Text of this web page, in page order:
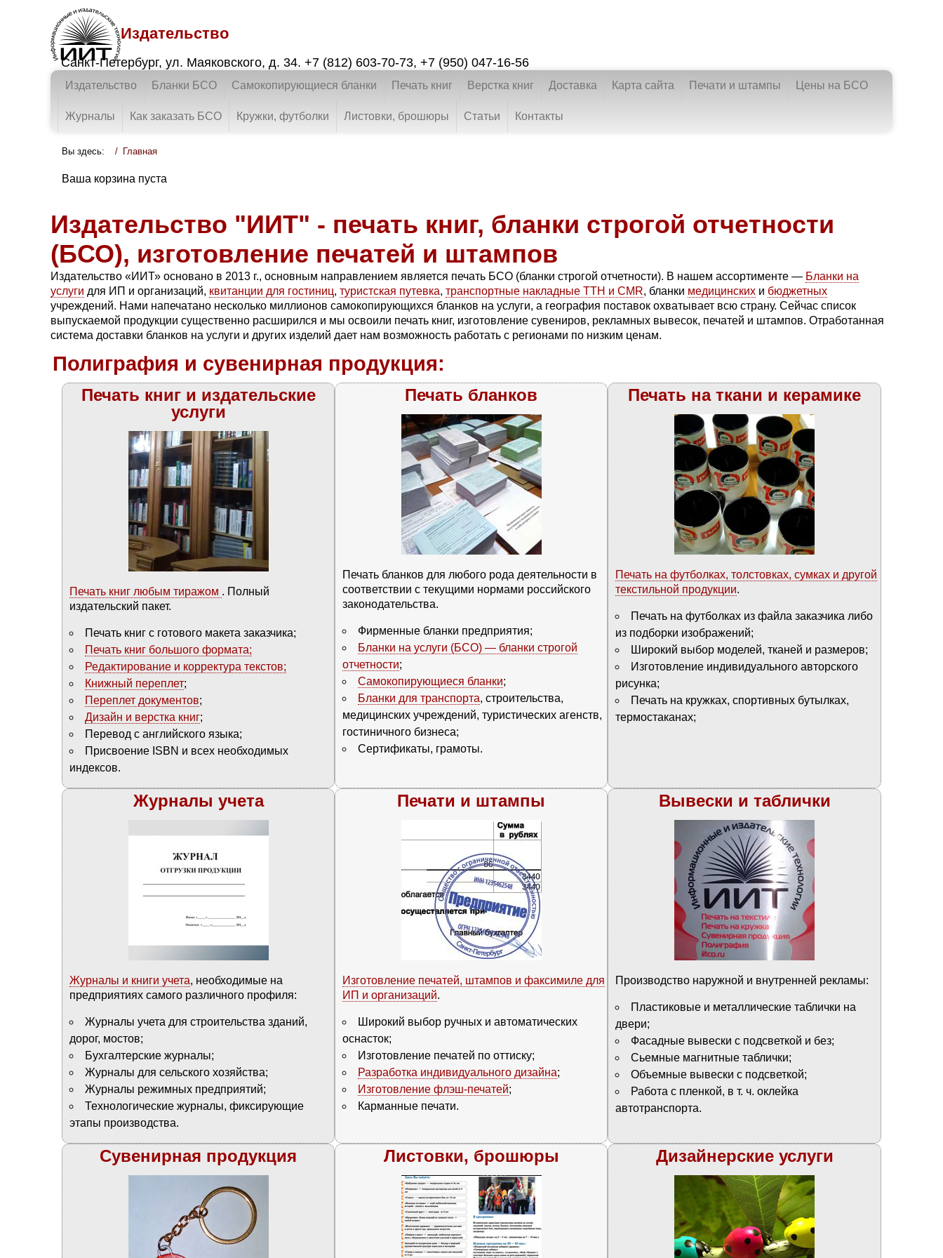
Издательство
Санкт-Петербург, ул. Маяковского, д. 34. +7 (812) 603-70-73, +7 (950) 047-16-56
Издательство Бланки БСО Самокопирующиеся бланки Печать книг Верстка книг Доставка Карта сайта Печати и штампы Цены на БСО
Журналы Как заказать БСО Кружки, футболки Листовки, брошюры Статьи Контакты
Вы здесь: Главная
Ваша корзина пуста
Издательство "ИИТ" - печать книг, бланки строгой отчетности
(БСО), изготовление печатей и штампов
Издательство «ИИТ» основано в 2013 г., основным направлением является печать БСО (бланки строгой отчетности). В нашем ассортименте — Бланки на
услуги для ИП и организаций, квитанции для гостиниц, туристская путевка, транспортные накладные ТТН и CMR, бланки медицинских и бюджетных
учреждений. Нами напечатано несколько миллионов самокопирующихся бланков на услуги, а география поставок охватывает всю страну. Сейчас список
выпускаемой продукции существенно расширился и мы освоили печать книг, изготовление сувениров, рекламных вывесок, печатей и штампов. Отработанная
система доставки бланков на услуги и других изделий дает нам возможность работать с регионами по низким ценам.
Полиграфия и сувенирная продукция:
Печать книг и издательские
услуги
Печать книг любым тиражом . Полный
издательский пакет.
Печать книг с готового макета заказчика;
Печать книг большого формата;
Редактирование и корректура текстов;
Книжный переплет;
Переплет документов;
Дизайн и верстка книг;
Перевод с английского языка;
Присвоение ISBN и всех необходимых
индексов.
Печать бланков
Печать бланков для любого рода деятельности в
соответствии с текущими нормами российского
законодательства.
Фирменные бланки предприятия;
Бланки на услуги (БСО) — бланки строгой
отчетности;
Самокопирующиеся бланки;
Бланки для транспорта, строительства,
медицинских учреждений, туристических агенств,
гостиничного бизнеса;
Сертификаты, грамоты.
Печать на ткани и керамике
Печать на футболках, толстовках, сумках и другой
текстильной продукции.
Печать на футболках из файла заказчика либо
из подборки изображений;
Широкий выбор моделей, тканей и размеров;
Изготовление индивидуального авторского
рисунка;
Печать на кружках, спортивных бутылках,
термостаканах;
Журналы учета
Журналы и книги учета, необходимые на
предприятиях самого различного профиля:
Журналы учета для строительства зданий,
дорог, мостов;
Бухгалтерские журналы;
Журналы для сельского хозяйства;
Журналы режимных предприятий;
Технологические журналы, фиксирующие
этапы производства.
Печати и штампы
Изготовление печатей, штампов и факсимиле для
ИП и организаций.
Широкий выбор ручных и автоматических
оснасток;
Изготовление печатей по оттиску;
Разработка индивидуального дизайна;
Изготовление флэш-печатей;
Карманные печати.
Вывески и таблички
Производство наружной и внутренней рекламы:
Пластиковые и металлические таблички на
двери;
Фасадные вывески с подсветкой и без;
Сьемные магнитные таблички;
Объемные вывески с подсветкой;
Работа с пленкой, в т. ч. оклейка
автотранспорта.
Сувенирная продукция Листовки, брошюры Дизайнерские услуги